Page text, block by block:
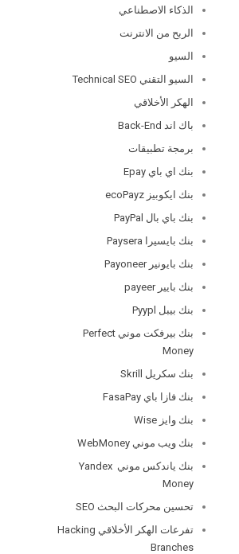
الذكاء الاصطناعي
الربح من الانترنت
السيو
السيو التقني Technical SEO
الهكر الأخلاقي
باك اند Back-End
برمجة تطبيقات
بنك اي باي Epay
بنك ايكوبيز ecoPayz
بنك باي بال PayPal
بنك بايسيرا Paysera
بنك بايونير Payoneer
بنك بايير payeer
بنك بيبل Pyypl
بنك بيرفكت موني Perfect
Money
بنك سكريل Skrill
بنك فازا باي FasaPay
بنك وايز Wise
بنك ويب موني WebMoney
بنك ياندكس موني Yandex
Money
تحسين محركات البحث SEO
تفرعات الهكر الأخلاقي Hacking
Branches